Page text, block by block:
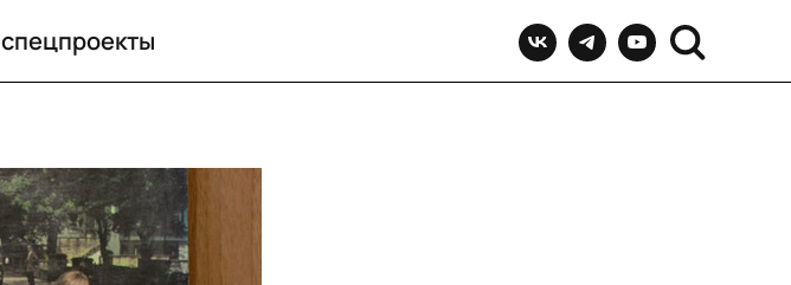
спецпроекты